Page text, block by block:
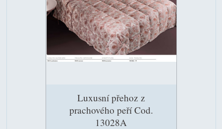
Luxusní přehoz z
prachového peří Cod.
13028A